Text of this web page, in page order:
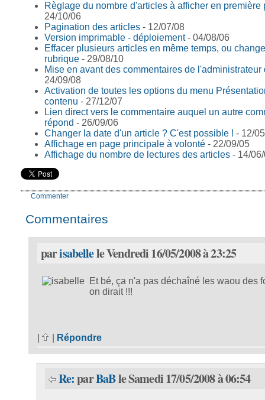
Règlage du nombre d'articles à afficher en première
24/10/06
Pagination des articles - 12/07/08
Version imprimable - déploiement- 04/08/06
Effacer plusieurs articles en même temps, ou
rubrique - 29/08/10
Mise en avant des commentaires de l'administrateur
24/09/08
Activation de toutes les options du menu
contenu - 27/12/07
Lien direct vers le commentaire auquel un autre
répond - 26/09/06
Changer la date d'un article ? C'est possible ! - 12/
Affichage en page principale à volonté - 22/09/05
Affichage du nombre de lectures des articles - 14/
Commenter
Commentaires
parisabellele Vendredi 16/05/2008 à 23:25
Et bé, ça n'a pas déchaîné les waou des
on dirait !!!
Répondre
Re:parBaBle Samedi 17/05/2008 à 06:54